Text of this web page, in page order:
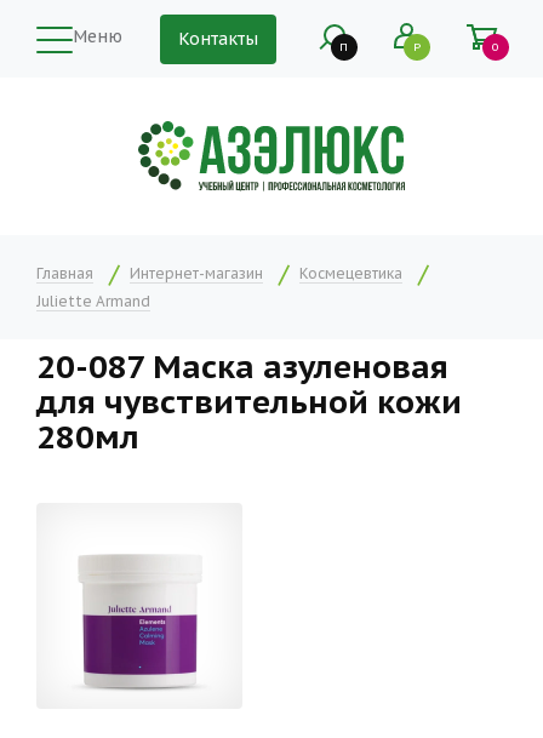
Меню Контакты П Р 0
Главная Интернет-магазин
Космецевтика
Juliette Armand
20-087 Маска азуленовая
для чувствительной кожи
280мл